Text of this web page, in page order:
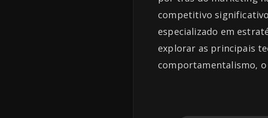
competitivo
especializado em
explorar as principais
comportamentalismo,